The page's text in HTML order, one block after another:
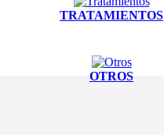
TRATAMIENTOS
OTROS